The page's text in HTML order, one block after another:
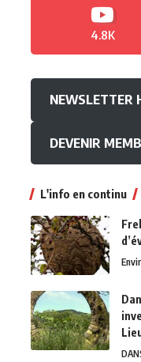
4.8K
NEWSLETTER
DEVENIR
L'info en continu